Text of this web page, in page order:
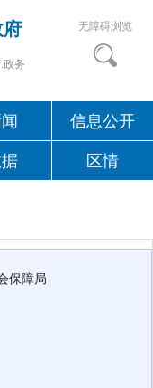
府
政务
无障碍浏览
信息公开
区情
保障局